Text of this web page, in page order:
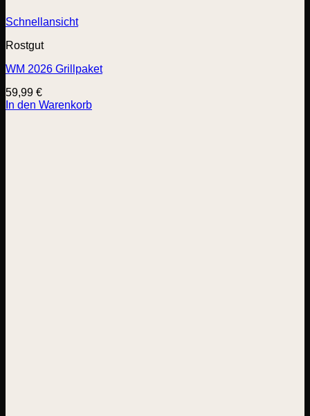
Schnellansicht
Rostgut
WM 2026 Grillpaket
59,99 €
In den Warenkorb